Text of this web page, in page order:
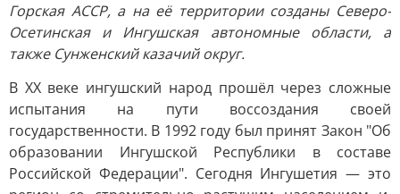
Горская АССР, а на её территории созданы Северо-
Осетинская и Ингушская автономные области, а
также Сунженский казачий округ.
В XX веке ингушский народ прошёл через сложные
испытания на пути воссоздания своей
государственности. В 1992 году был принят Закон "Об
образовании Ингушской Республики в составе
Российской Федерации". Сегодня Ингушетия — это